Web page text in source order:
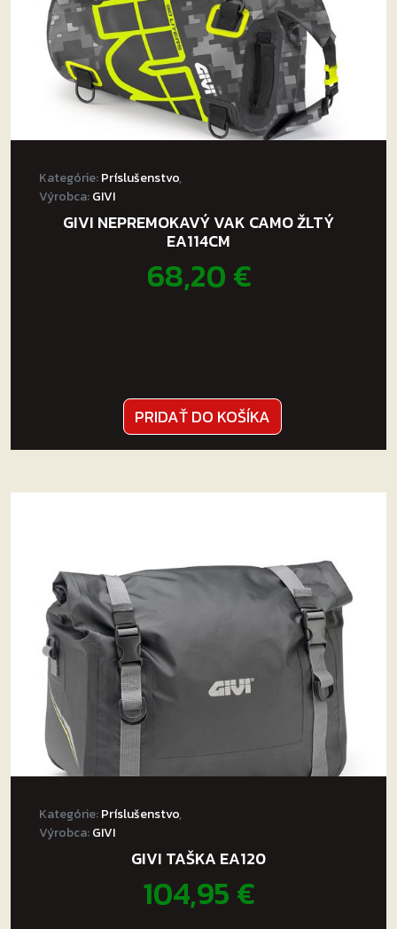
Kategórie:Príslušenstvo,
Výrobca:GIVI
GIVI NEPREMOKAVÝ VAK CAMO ŽLTÝ
EA114CM
68,20€
PRIDAŤ DO KOŠÍKA
Kategórie:Príslušenstvo,
Výrobca:GIVI
GIVI TAŠKA EA120
104,95€